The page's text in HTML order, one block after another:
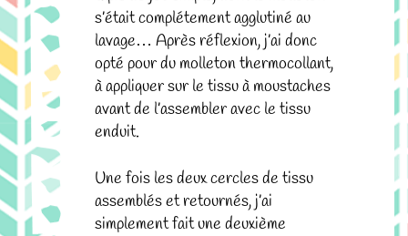
s’était complétement agglutiné au
lavage… Après réflexion, j’ai donc
opté pour du molleton thermocollant,
à appliquer sur le tissu à moustaches
avant de l’assembler avec le tissu
enduit.
Une fois les deux cercles de tissu
assemblés et retournés, j’ai
simplement fait une deuxième